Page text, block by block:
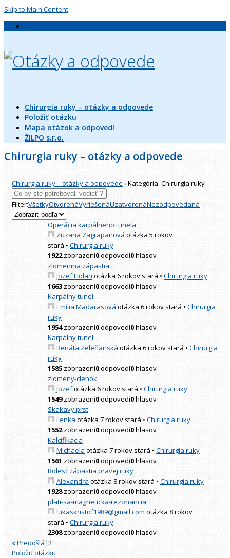
Skip to Main Content
Chirurgia ruky – otázky a odpovede
Položiť otázku
Mapa otázok a odpovedí
ŽILPO s.r.o.
Chirurgia ruky – otázky a odpovede
Chirurgia ruky – otázky a odpovede › Kategória: Chirurgia ruky
Filter:VšetkyOtvorenáVyriešenáUzatvorenáNezodpovedaná
Operácia karpálneho tunela
Zuzana Zagrapanová otázka 5 rokov
stará • Chirurgia ruky
1922zobrazení0odpovedí0hlasov
zlomenina zápästia
Jozef Holan otázka 6 rokov stará • Chirurgia ruky
1663 zobrazení0odpovedí0hlasov
Karpálny tunel
Emília Madarasová otázka 6 rokov stará • Chirurgia
ruky
1954zobrazení0odpovedí0hlasov
Karpálny tunel
Renáta Zeleňanská otázka 6 rokov stará • Chirurgia
ruky
1585 zobrazení0odpovedí0hlasov
zlomeny-clenok
Jozefotázka 6 rokov stará • Chirurgia ruky
1549zobrazení0odpovedí0hlasov
Skakavy prst
Lenka otázka 7 rokov stará • Chirurgia ruky
1552zobrazení0odpovedí0hlasov
Kalcifikacia
Michaela otázka 7 rokov stará • Chirurgia ruky
1561 zobrazení0odpovedí0hlasov
Bolesť zápästia pravej ruky
Alexandra otázka 8 rokov stará • Chirurgia ruky
1928zobrazení0odpovedí0hlasov
plati-sa-magneticka-rezonancia
lukaskristof1989@gmail.com otázka 8 rokov
stará • Chirurgia ruky
2308zobrazení0odpovedí0hlasov
« Predošlá12
Položiť otázku